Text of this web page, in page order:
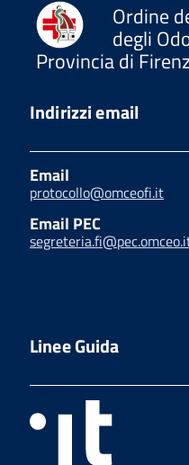
Ordine
degli
Provincia di
Indirizzi email
Email
protocollo@omceofi.it
Email PEC
Linee Guida